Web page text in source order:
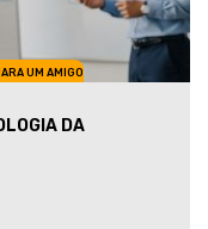
UM AMIGO
DA